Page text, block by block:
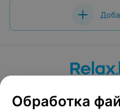
Вакансии
Обработка